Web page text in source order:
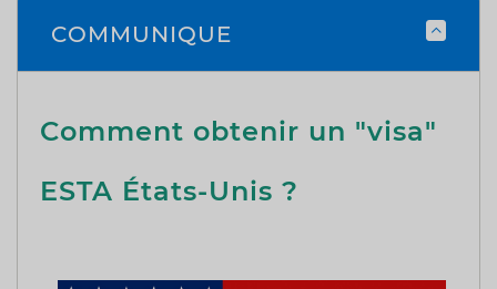
COMMUNIQUE
Comment obtenir un "visa"
ESTA États-Unis ?